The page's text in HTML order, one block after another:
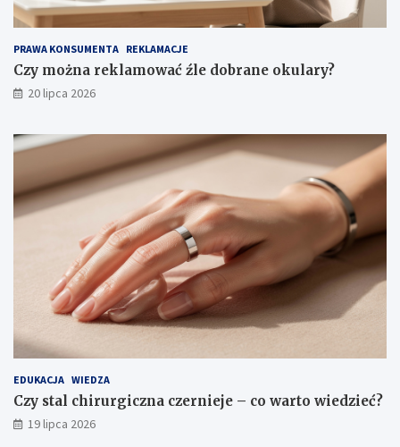
PRAWA KONSUMENTA REKLAMACJE
Czy można reklamować źle dobrane okulary?
20 lipca 2026
EDUKACJA WIEDZA
Czy stal chirurgiczna czernieje – co warto wiedzieć?
19 lipca 2026